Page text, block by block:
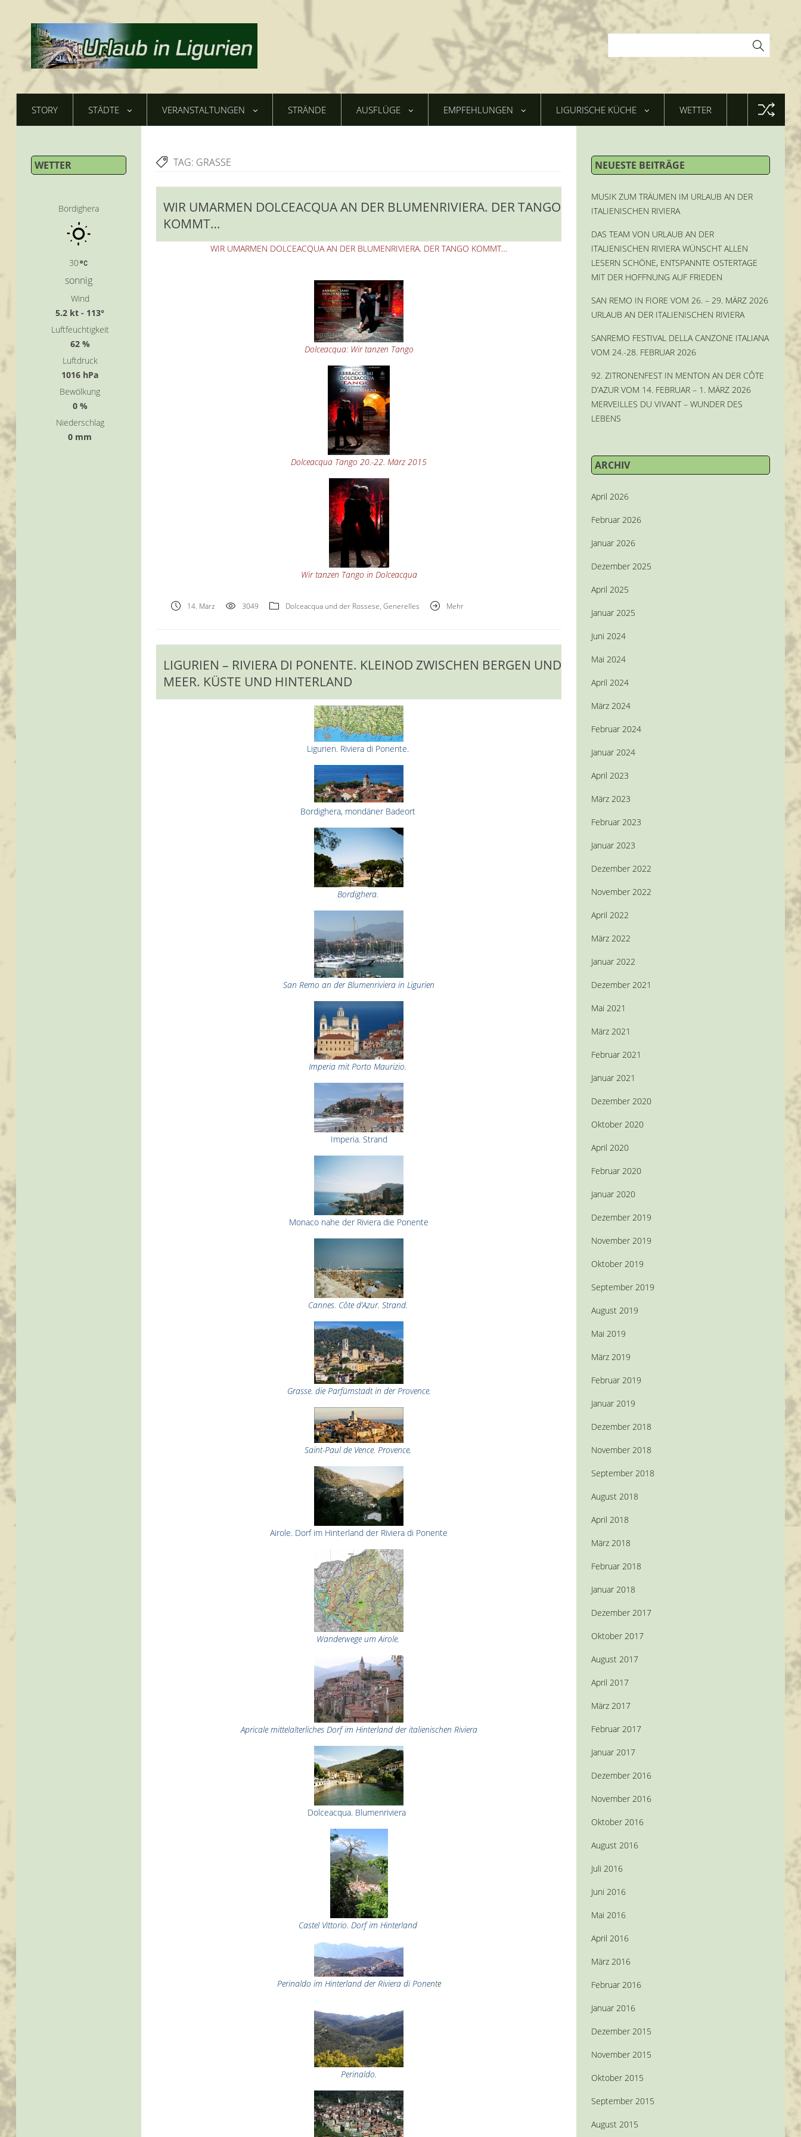
STORY STÄDTE VERANSTALTUNGEN STRÄNDE AUSFLÜGE EMPFEHLUNGEN LIGURISCHE KÜCHE WETTER
WETTER
Bordighera
30
sonnig
Wind
5.2 kt - 113°
Luftfeuchtigkeit
62 %
Luftdruck
1016 hPa
Bewölkung
0 %
Niederschlag
0 mm
TAG: GRASSE
WIR UMARMEN DOLCEACQUA AN DER BLUMENRIVIERA. DER TANGO
KOMMT…
WIR UMARMEN DOLCEACQUA AN DER BLUMENRIVIERA. DER TANGO KOMMT…
Dolceacqua: Wir tanzen Tango
Dolceacqua Tango 20.-22. März 2015
Wir tanzen Tango in Dolceacqua
14. März 3049 Dolceacqua und der Rossese, Generelles Mehr
LIGURIEN – RIVIERA DI PONENTE. KLEINOD ZWISCHEN BERGEN UND
MEER. KÜSTE UND HINTERLAND
Ligurien. Riviera di Ponente.
Bordighera, mondäner Badeort
Bordighera.
San Remo an der Blumenriviera in Ligurien
Imperia mit Porto Maurizio.
Imperia. Strand
Monaco nahe der Riviera die Ponente
Cannes. Côte d’Azur. Strand.
Grasse. die Parfümstadt in der Provence.
Saint-Paul de Vence. Provence,
Airole. Dorf im Hinterland der Riviera di Ponente
Wanderwege um Airole.
Apricale mittelalterliches Dorf im Hinterland der italienischen Riviera
Dolceacqua. Blumenriviera
Castel Vittorio. Dorf im Hinterland
Perinaldo im Hinterland der Riviera di Ponente
Perinaldo.
NEUESTE BEITRÄGE
MUSIK ZUM TRÄUMEN IM URLAUB AN DER
ITALIENISCHEN RIVIERA
DAS TEAM VON URLAUB AN DER
ITALIENISCHEN RIVIERA WÜNSCHT ALLEN
LESERN SCHÖNE, ENTSPANNTE OSTERTAGE
MIT DER HOFFNUNG AUF FRIEDEN
SAN REMO IN FIORE VOM 26. – 29. MÄRZ 2026
URLAUB AN DER ITALIENISCHEN RIVIERA
SANREMO FESTIVAL DELLA CANZONE ITALIANA
VOM 24.-28. FEBRUAR 2026
92. ZITRONENFEST IN MENTON AN DER CÔTE
D’AZUR VOM 14. FEBRUAR – 1. MÄRZ 2026
MERVEILLES DU VIVANT – WUNDER DES
LEBENS
ARCHIV
April 2026
Februar 2026
Januar 2026
Dezember 2025
April 2025
Januar 2025
Juni 2024
Mai 2024
April 2024
März 2024
Februar 2024
Januar 2024
April 2023
März 2023
Februar 2023
Januar 2023
Dezember 2022
November 2022
April 2022
März 2022
Januar 2022
Dezember 2021
Mai 2021
März 2021
Februar 2021
Januar 2021
Dezember 2020
Oktober 2020
April 2020
Februar 2020
Januar 2020
Dezember 2019
November 2019
Oktober 2019
September 2019
August 2019
Mai 2019
März 2019
Februar 2019
Januar 2019
Dezember 2018
November 2018
September 2018
August 2018
April 2018
März 2018
Februar 2018
Januar 2018
Dezember 2017
Oktober 2017
August 2017
April 2017
März 2017
Februar 2017
Januar 2017
Dezember 2016
November 2016
Oktober 2016
August 2016
Juli 2016
Juni 2016
Mai 2016
April 2016
März 2016
Februar 2016
Januar 2016
Dezember 2015
November 2015
Oktober 2015
September 2015
August 2015